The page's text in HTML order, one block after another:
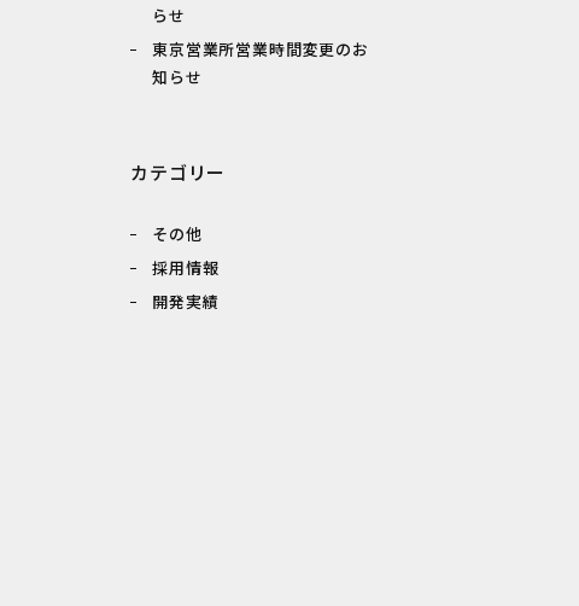
らせ
東京営業所営業時間変更のお
知らせ
カテゴリー
その他
採用情報
開発実績